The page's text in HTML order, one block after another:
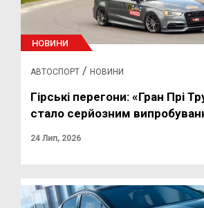
НОВИНИ
АВТОСПОРТ / НОВИНИ
Гірські перегони: «Гран Прі
стало серйозним
24 Лип, 2026